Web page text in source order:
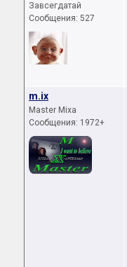
Завсегдатай
Сообщения: 527
m.ix
Master Mixa
Сообщения: 1972+